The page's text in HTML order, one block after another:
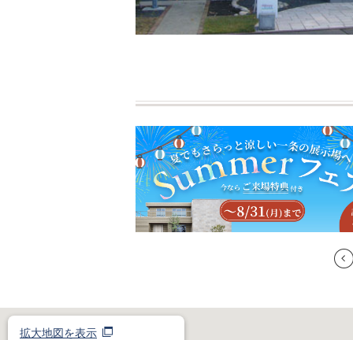
拡大地図を表示